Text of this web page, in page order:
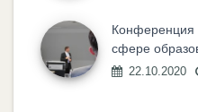
Конференция
сфере
22.10.2020